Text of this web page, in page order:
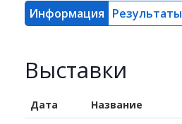
Информация Результаты
Выставки
Дата Название